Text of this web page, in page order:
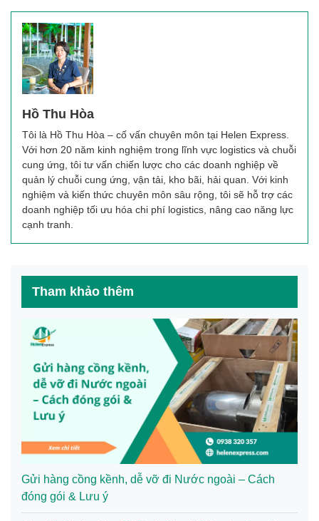
Hồ Thu Hòa
Tôi là Hồ Thu Hòa – cố vấn chuyên môn tại Helen Express.
Với hơn 20 năm kinh nghiệm trong lĩnh vực logistics và chuỗi
cung ứng, tôi tư vấn chiến lược cho các doanh nghiệp về
quản lý chuỗi cung ứng, vận tải, kho bãi, hải quan. Với kinh
nghiệm và kiến thức chuyên môn sâu rộng, tôi sẽ hỗ trợ các
doanh nghiệp tối ưu hóa chi phí logistics, nâng cao năng lực
cạnh tranh.
Tham khảo thêm
Gửi hàng cồng kềnh, dễ vỡ đi Nước ngoài – Cách
đóng gói & Lưu ý